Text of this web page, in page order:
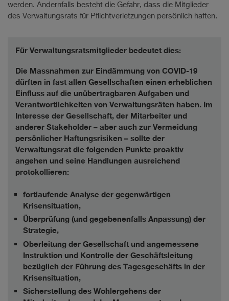
werden. Andernfalls besteht die Gefahr, dass die Mitglieder
des Verwaltungsrats für Pflichtverletzungen persönlich haften.
Für Verwaltungsratsmitglieder bedeutet dies:
Die Massnahmen zur Eindämmung von COVID-19
dürften in fast allen Gesellschaften einen erheblichen
Einfluss auf die unübertragbaren Aufgaben und
Verantwortlichkeiten von Verwaltungsräten haben. Im
Interesse der Gesellschaft, der Mitarbeiter und
anderer Stakeholder – aber auch zur Vermeidung
persönlicher Haftungsrisiken – sollte der
Verwaltungsrat die folgenden Punkte proaktiv
angehen und seine Handlungen ausreichend
protokollieren:
fortlaufende Analyse der gegenwärtigen
Krisensituation,
Überprüfung (und gegebenenfalls Anpassung) der
Strategie,
Oberleitung der Gesellschaft und angemessene
Instruktion und Kontrolle der Geschäftsleitung
bezüglich der Führung des Tagesgeschäfts in der
Krisensituation,
Sicherstellung des Wohlergehens der